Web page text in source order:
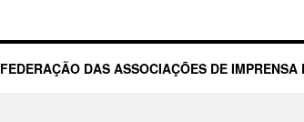
a
faz
FEDERAÇÃO DAS ASSOCIAÇÕES DE